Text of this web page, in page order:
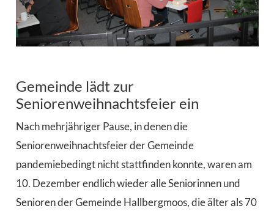
Gemeinde lädt zur
Seniorenweihnachtsfeier ein
Nach mehrjähriger Pause, in denen die
Seniorenweihnachtsfeier der Gemeinde
pandemiebedingt nicht stattfinden konnte, waren am
10. Dezember endlich wieder alle Seniorinnen und
Senioren der Gemeinde Hallbergmoos, die älter als 70